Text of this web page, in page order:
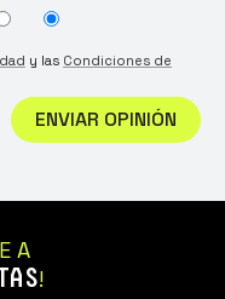
y las Condiciones de
ENVIAR OPINIÓN
A
!